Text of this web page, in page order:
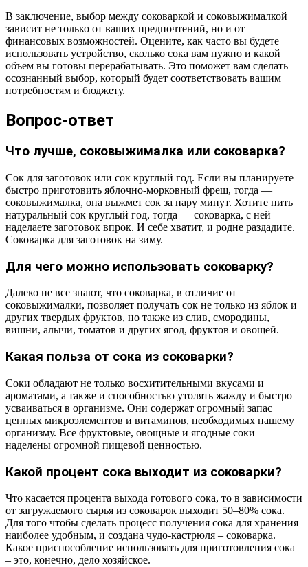
В заключение, выбор между соковаркой и соковыжималкой
зависит не только от ваших предпочтений, но и от
финансовых возможностей. Оцените, как часто вы будете
использовать устройство, сколько сока вам нужно и какой
объем вы готовы перерабатывать. Это поможет вам сделать
осознанный выбор, который будет соответствовать вашим
потребностям и бюджету.
Вопрос-ответ
Что лучше, соковыжималка или соковарка?
Сок для заготовок или сок круглый год. Если вы планируете
быстро приготовить яблочно-морковный фреш, тогда —
соковыжималка, она выжмет сок за пару минут. Хотите пить
натуральный сок круглый год, тогда — соковарка, с ней
наделаете заготовок впрок. И себе хватит, и родне раздадите.
Соковарка для заготовок на зиму.
Для чего можно использовать соковарку?
Далеко не все знают, что соковарка, в отличие от
соковыжималки, позволяет получать сок не только из яблок и
других твердых фруктов, но также из слив, смородины,
вишни, алычи, томатов и других ягод, фруктов и овощей.
Какая польза от сока из соковарки?
Соки обладают не только восхитительными вкусами и
ароматами, а также и способностью утолять жажду и быстро
усваиваться в организме. Они содержат огромный запас
ценных микроэлементов и витаминов, необходимых нашему
организму. Все фруктовые, овощные и ягодные соки
наделены огромной пищевой ценностью.
Какой процент сока выходит из соковарки?
Что касается процента выхода готового сока, то в зависимости
от загружаемого сырья из соковарок выходит 50–80% сока.
Для того чтобы сделать процесс получения сока для хранения
наиболее удобным, и создана чудо-кастрюля – соковарка.
Какое приспособление использовать для приготовления сока
– это, конечно, дело хозяйское.